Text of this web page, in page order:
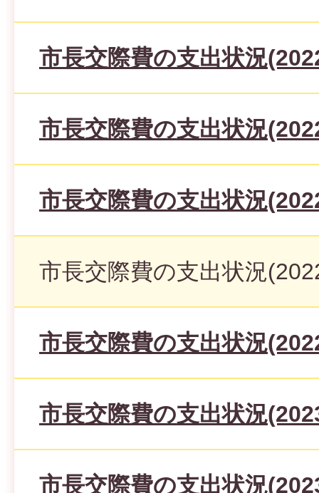
市長交際費の支出状況
市長交際費の支出状況
市長交際費の支出状況
市長交際費の支出状況
市長交際費の支出状況
市長交際費の支出状況
市長交際費の支出状況